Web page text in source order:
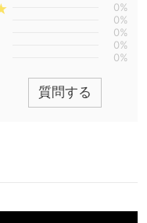
0%
0%
0%
0%
0%
質問する